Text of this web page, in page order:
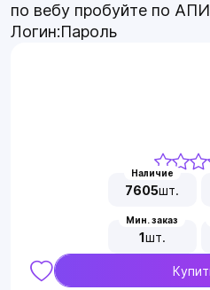
по вебу пробуйте по
Логин:Пароль
Наличие
7605шт.
Мин. заказ
1шт.